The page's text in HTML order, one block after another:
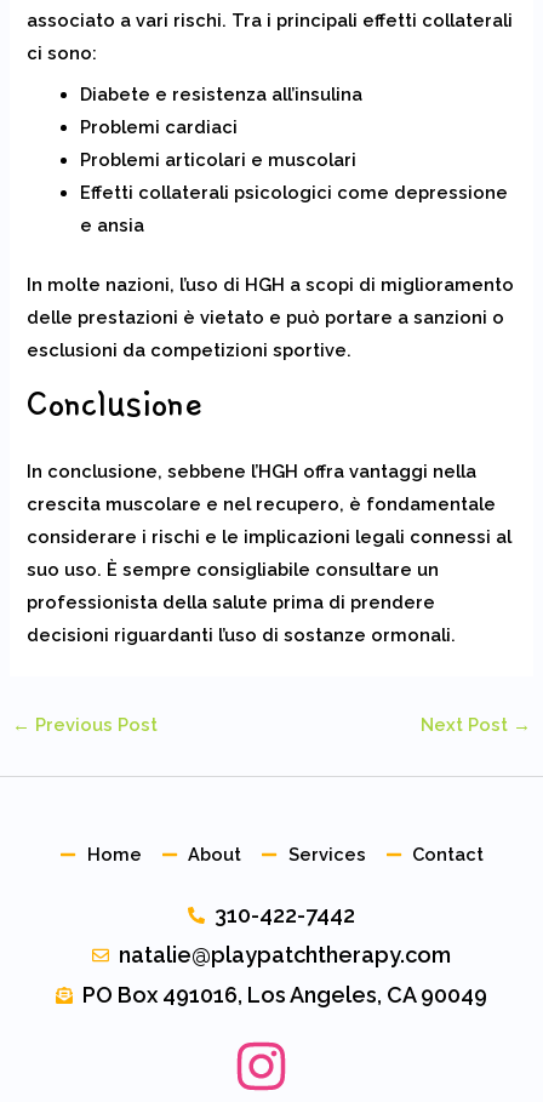
associato a vari rischi. Tra i principali effetti collaterali
ci sono:
Diabete e resistenza all’insulina
Problemi cardiaci
Problemi articolari e muscolari
Effetti collaterali psicologici come depressione
e ansia
In molte nazioni, l’uso di HGH a scopi di miglioramento
delle prestazioni è vietato e può portare a sanzioni o
esclusioni da competizioni sportive.
Conclusione
In conclusione, sebbene l’HGH offra vantaggi nella
crescita muscolare e nel recupero, è fondamentale
considerare i rischi e le implicazioni legali connessi al
suo uso. È sempre consigliabile consultare un
professionista della salute prima di prendere
decisioni riguardanti l’uso di sostanze ormonali.
← Previous Post Next Post →
Home About Services Contact
310-422-7442
natalie@playpatchtherapy.com
PO Box 491016, Los Angeles, CA 90049